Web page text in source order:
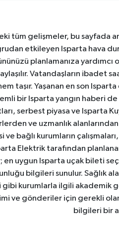
tüm gelişmeler, bu sayfada
etkileyen Isparta hava
planlamanıza
Vatandaşların ibadet
taşır. Yaşanan en son
bir Isparta yangın haberi
serbest piyasa ve Isparta
ve uzmanlık
ve bağlı kurumların
Elektrik tarafından
en uygun Isparta uçak bileti
bilgileri sunulur. Sağlık
kurumlarla ilgili akademik
ve gönderiler için gerekli
bilgileri bir